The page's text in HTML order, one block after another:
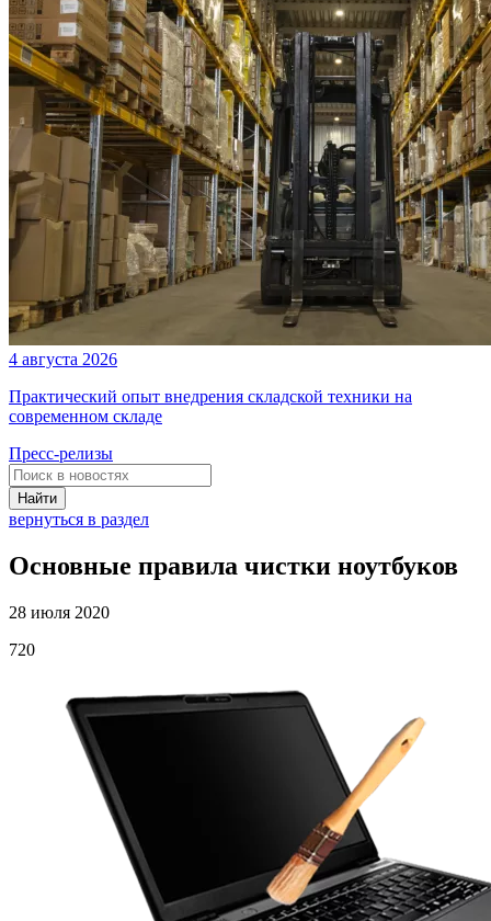
4 августа 2026
Практический опыт внедрения складской техники на
современном складе
Пресс-релизы
Найти
вернуться в раздел
Основные правила чистки ноутбуков
28 июля 2020
720